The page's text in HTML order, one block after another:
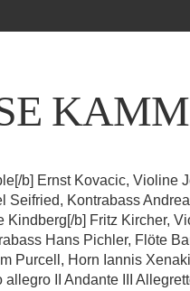
b] Ernst Kovacic, Violine
Seifried, Kontrabass
Kindberg[/b] Fritz Kircher,
Hans Pichler, Flöte
Purcell, Horn Iannis
allegro II Andante III